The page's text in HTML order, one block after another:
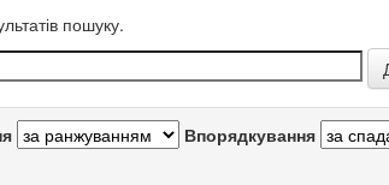
пошуку.
Впорядкування